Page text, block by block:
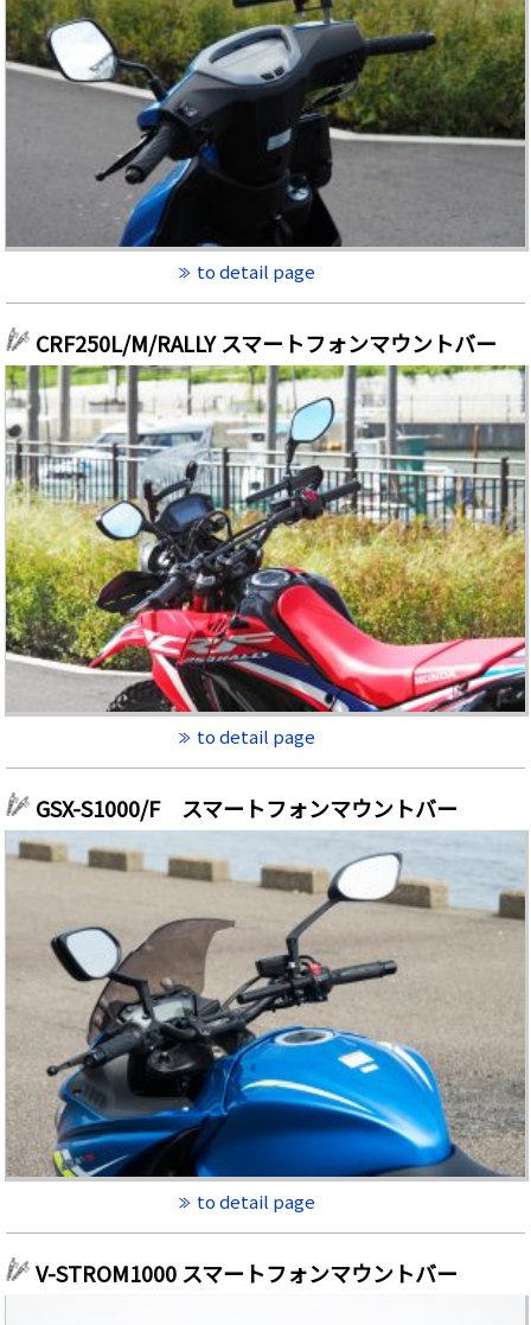
to detail page
CRF250L/M/RALLY スマートフォンマウントバー
to detail page
GSX-S1000/F スマートフォンマウントバー
to detail page
V-STROM1000 スマートフォンマウントバー